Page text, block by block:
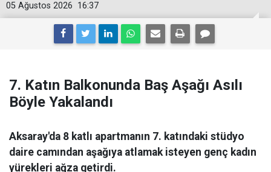
16:37
05 Ağustos 2026
7. Katın Balkonunda Baş Aşağı Asılı
Böyle Yakalandı
Aksaray'da 8 katlı apartmanın 7. katındaki stüdyo
daire camından aşağıya atlamak isteyen genç kadın
yürekleri ağza getirdi.